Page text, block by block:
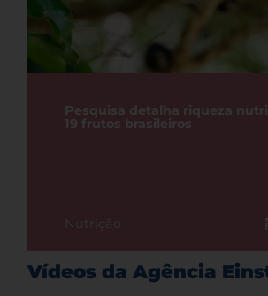
Pesquisa detalha riqueza
19 frutos brasileiros
Nutrição
Vídeos da Agência